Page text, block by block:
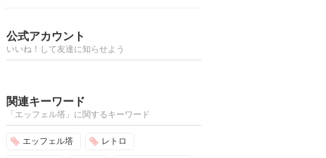
公式アカウント
いいね！して友達に知らせよう
関連キーワード
「エッフェル塔」に関するキーワード
エッフェル塔 レトロ